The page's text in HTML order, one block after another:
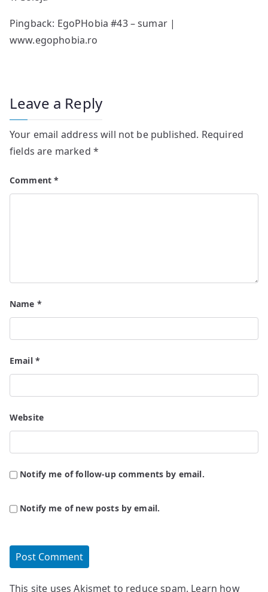
Pingback: EgoPHobia #43 – sumar |
www.egophobia.ro
Leave a Reply
Your email address will not be published. Required
fields are marked *
Comment*
Name *
Email *
Website
Notify me of follow-up comments by email.
Notify me of new posts by email.
This site uses Akismet to reduce spam. Learn how